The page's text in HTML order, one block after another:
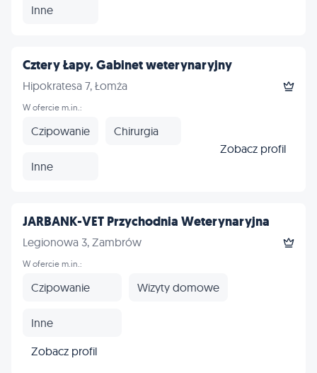
Inne
Cztery Łapy. Gabinet weterynaryjny
Hipokratesa 7, Łomża
W ofercie m.in.:
Czipowanie Chirurgia
Inne
Zobacz profil
JARBANK-VET Przychodnia Weterynaryjna
Legionowa 3, Zambrów
W ofercie m.in.:
Czipowanie Wizyty domowe
Inne
Zobacz profil